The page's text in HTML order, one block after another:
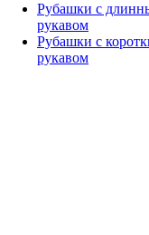
Рубашки с
рукавом
Рубашки с
рукавом